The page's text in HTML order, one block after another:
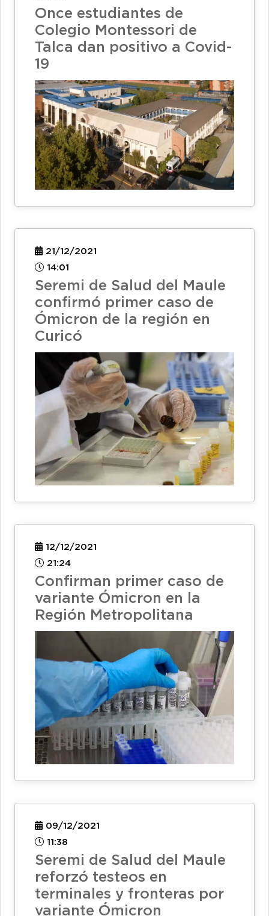
Once estudiantes de
Colegio Montessori de
Talca dan positivo a Covid-
19
21/12/2021
14:01
Seremi de Salud del Maule
confirmó primer caso de
Ómicron de la región en
Curicó
12/12/2021
21:24
Confirman primer caso de
variante Ómicron en la
Región Metropolitana
09/12/2021
11:38
Seremi de Salud del Maule
reforzó testeos en
terminales y fronteras por
variante Ómicron